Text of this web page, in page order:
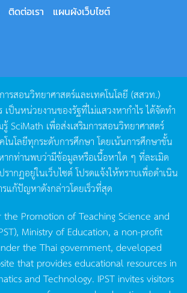
ติดต่อเรา
แผนผังเว็บไซต์
รสอนวิทยาศาสตร์และเทคโนโลยี (สสวท.)
เป็นหน่วยงานของรัฐที่ไม่แสวงหากำไรได้จัดทำ
รู้SciMath เพื่อส่งเสริมการสอนวิทยาศาสตร์
นโลยีทุกระดับการศึกษา โดยเน้นการศึกษาขั้น
ากท่านพบว่ามีข้อมูลหรือเนื้อหาใด ๆ ที่ละเมิด
ากฏอยู่ในเว็บไซต์โปรดแจ้งให้ทราบเพื่อดำเนิน
รแก้ปัญหาดังกล่าวโดยเร็วที่สุด
Promotion of Teaching Science and
Ministry of Education, a non-profit
the Thai government, developed
that provides educational resources in
and Technology. IPST invites visitors